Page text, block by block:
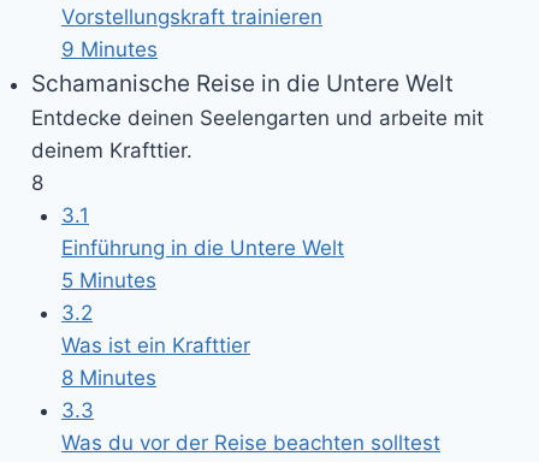
Vorstellungskraft trainieren
9 Minutes
Schamanische Reise in die Untere Welt
Entdecke deinen Seelengarten und arbeite mit
deinem Krafttier.
8
3.1
Einführung in die Untere Welt
5 Minutes
3.2
Was ist ein Krafttier
8 Minutes
3.3
Was du vor der Reise beachten solltest